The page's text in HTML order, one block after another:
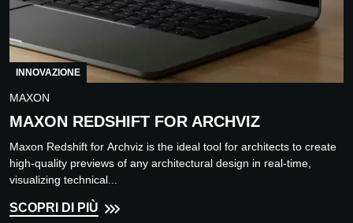
INNOVAZIONE
MAXON
MAXON REDSHIFT FOR ARCHVIZ
Maxon Redshift for Archviz is the ideal tool for architects to create
high-quality previews of any architectural design in real-time,
visualizing technical...
SCOPRI DI PIÙ